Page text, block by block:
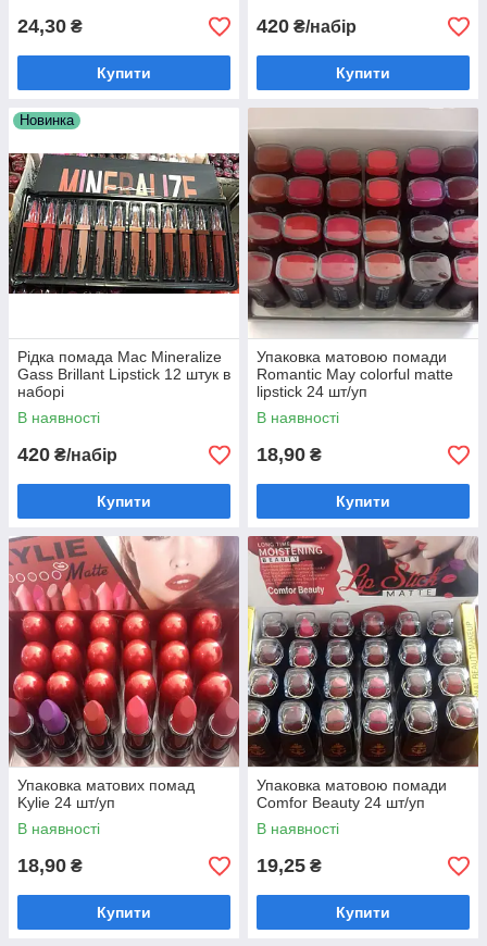
Мерехтлива пудра mac mineralize skinfinish
Мерехтлива пудра mac mineralize skinfinish
візажиста!
Туш ysl the shock mascara volume effect faux
cils 8.2 ml
Туш ysl the shock mascara volume effect faux
cils 8.2 ml – Чудова туш із зручною
пензликом і унікальною рецептурою.
Швидка доставка в будь-який регіон!
24,30 ₴
Купити
420 ₴/набір
Купити
Новинка
Рідка помада Mac Mineralize
Gass Brillant Lipstick 12 штук в
наборі
В наявності
420 ₴/набір
Купити
Упаковка матовою помади
Romantic May colorful matte
lipstick 24 шт/уп
В наявності
18,90 ₴
Купити
Упаковка матових помад
Kylie 24 шт/уп
В наявності
18,90 ₴
Купити
Упаковка матовою помади
Comfor Beauty 24 шт/уп
В наявності
19,25 ₴
Купити